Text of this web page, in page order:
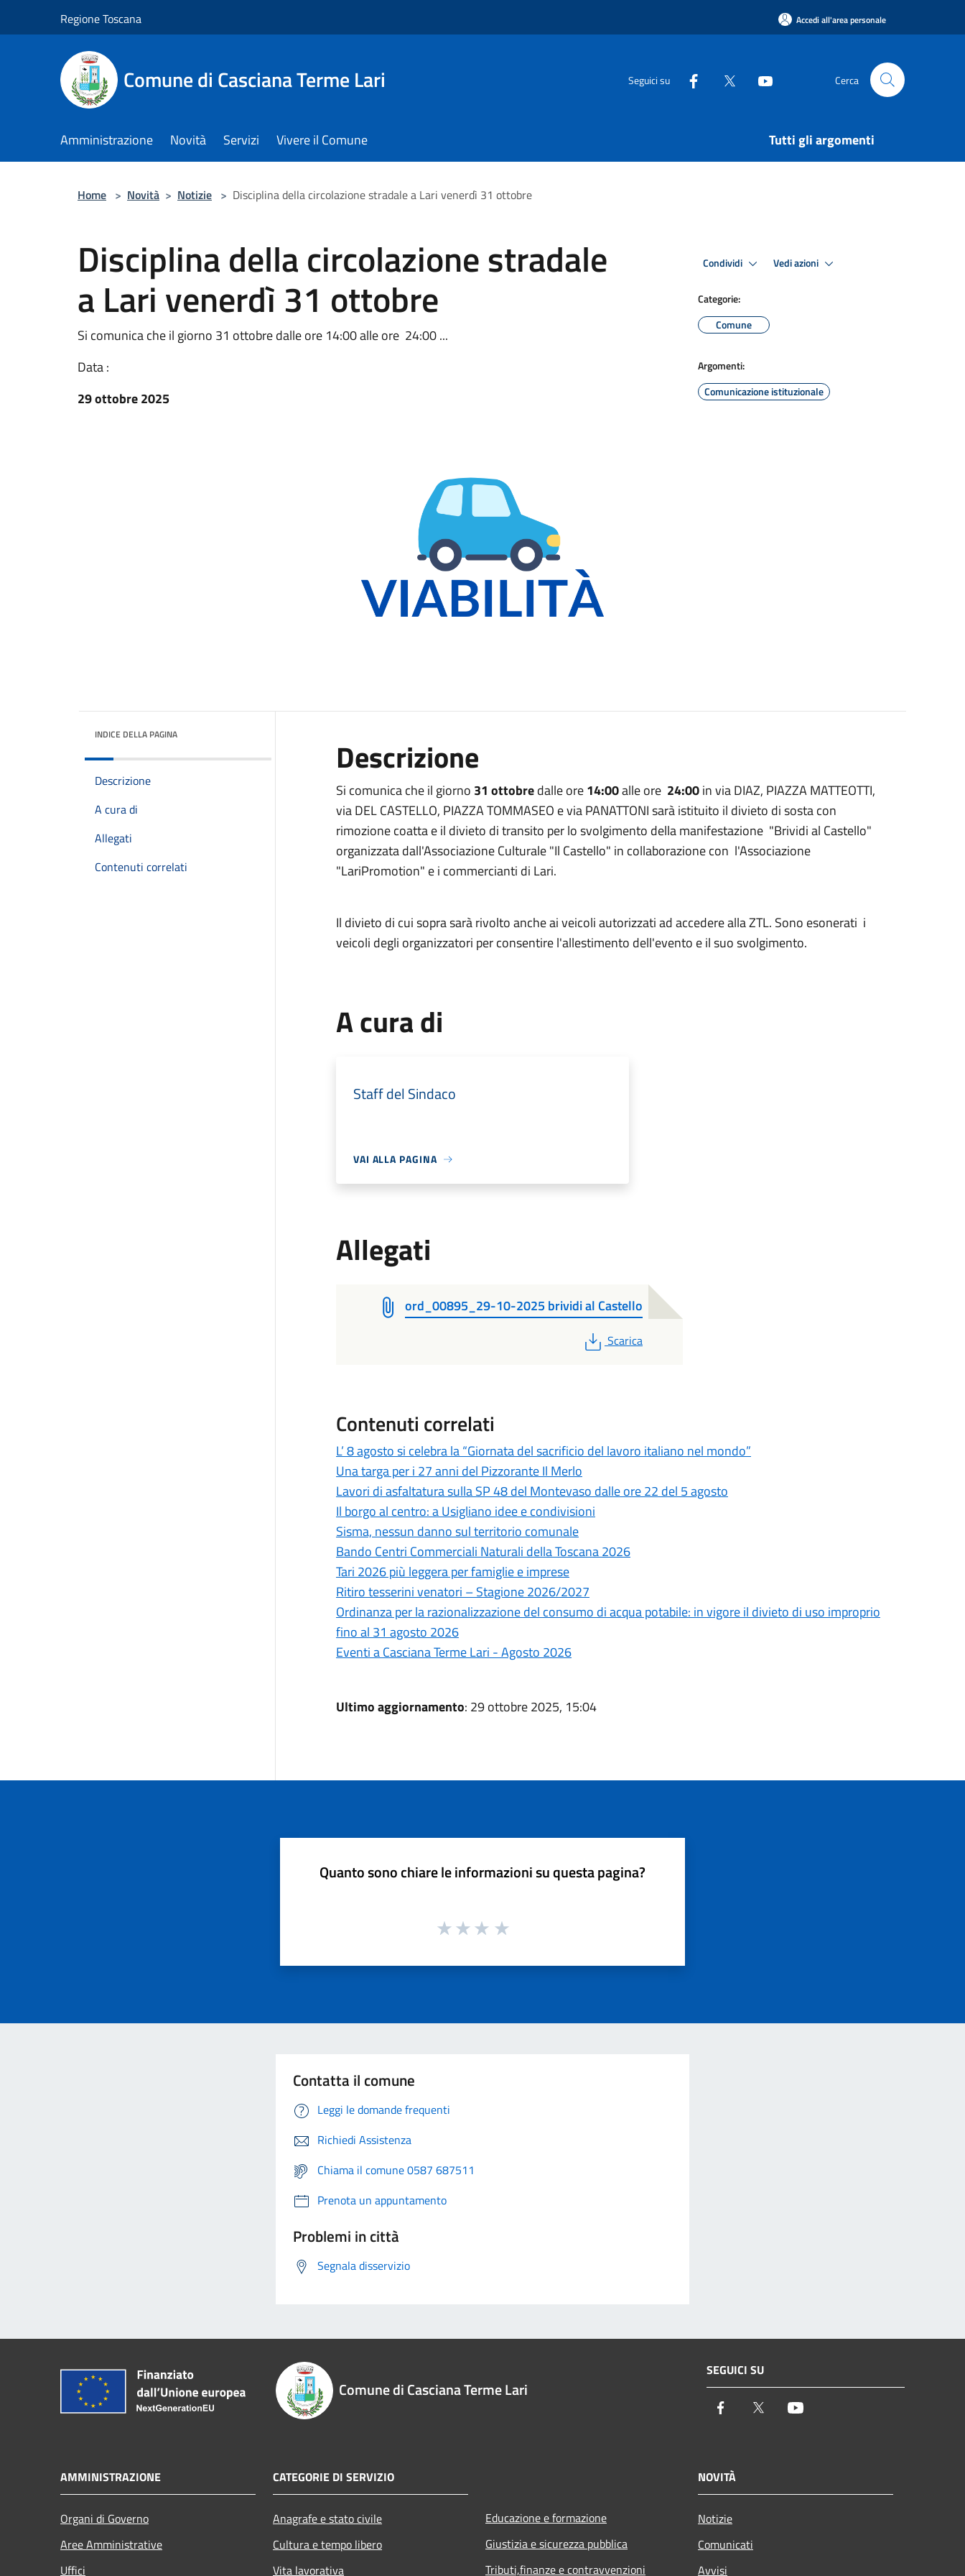
Regione Toscana Accedi all'area personale
Comune di Casciana Terme Lari Seguici su Cerca
Amministrazione Novità Servizi Vivere il Comune Tutti gli argomenti
Home > Novità > Notizie > Disciplina della circolazione stradale a Lari venerdì 31 ottobre
Disciplina della circolazione stradale
a Lari venerdì 31 ottobre
Si comunica che il giorno 31 ottobre dalle ore 14:00 alle ore 24:00 ...
Data :
29 ottobre 2025
Condividi Vedi azioni
Categorie:
Comune
Argomenti:
Comunicazione istituzionale
INDICE DELLA PAGINA
Descrizione
A cura di
Allegati
Contenuti correlati
Descrizione
Si comunica che il giorno 31 ottobredalle ore14:00alle ore 24:00in via DIAZ, PIAZZA MATTEOTTI,
via DEL CASTELLO, PIAZZA TOMMASEO e via PANATTONI sarà istituito il divieto di sosta con
rimozione coatta e il divieto di transito per lo svolgimento della manifestazione "Brividi al Castello"
organizzata dall'Associazione Culturale "Il Castello" in collaborazione con l'Associazione
"LariPromotion" e i commercianti di Lari.
Il divieto di cui sopra sarà rivolto anche ai veicoli autorizzati ad accedere alla ZTL. Sono esonerati i
veicoli degli organizzatori per consentire l'allestimento dell'evento e il suo svolgimento.
A cura di
Staff del Sindaco
VAI ALLA PAGINA
Allegati
ord_00895_29-10-2025 brividi al Castello
PDF
Scarica
Contenuti correlati
L’ 8 agosto si celebra la “Giornata del sacrificio del lavoro italiano nel mondo”
Una targa per i 27 anni del Pizzorante Il Merlo
Lavori di asfaltatura sulla SP 48 del Montevaso dalle ore 22 del 5 agosto
Il borgo al centro: a Usigliano idee e condivisioni
Sisma, nessun danno sul territorio comunale
Bando Centri Commerciali Naturali della Toscana 2026
Tari 2026 più leggera per famiglie e imprese
Ritiro tesserini venatori – Stagione 2026/2027
Ordinanza per la razionalizzazione del consumo di acqua potabile: in vigore il divieto di uso improprio
fino al 31 agosto 2026
Eventi a Casciana Terme Lari - Agosto 2026
Ultimo aggiornamento: 29 ottobre 2025, 15:04
Quanto sono chiare le informazioni su questa pagina?
Contatta il comune
Leggi le domande frequenti
Richiedi Assistenza
Chiama il comune 0587 687511
Prenota un appuntamento
Problemi in città
Segnala disservizio
Comune di Casciana Terme Lari
SEGUICI SU
Facebook Twitter
AMMINISTRAZIONE
Organi di Governo
Aree Amministrative
Uffici
CATEGORIE DI SERVIZIO
Anagrafe e stato civile
Cultura e tempo libero
Vita lavorativa
Educazione e formazione
Giustizia e sicurezza pubblica
Tributi,finanze e contravvenzioni
NOVITÀ
Notizie
Comunicati
Avvisi